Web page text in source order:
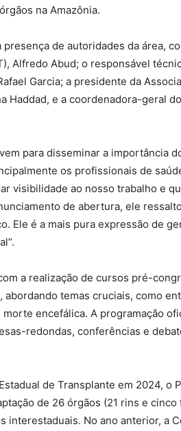
na Amazônia.
de autoridades da área,
Alfredo Abud; o responsável
Garcia; a presidente da
Haddad, e a coordenadora-geral
para disseminar a importância
os profissionais de
visibilidade ao nosso trabalho e
de abertura, ele
Ele é a mais pura expressão de
a realização de cursos pré-
temas cruciais, como
encefálica. A programação
redondas, conferências e
de Transplante em 2024, o
de 26 órgãos (21 rins e cinco
interestaduais. No ano anterior, a